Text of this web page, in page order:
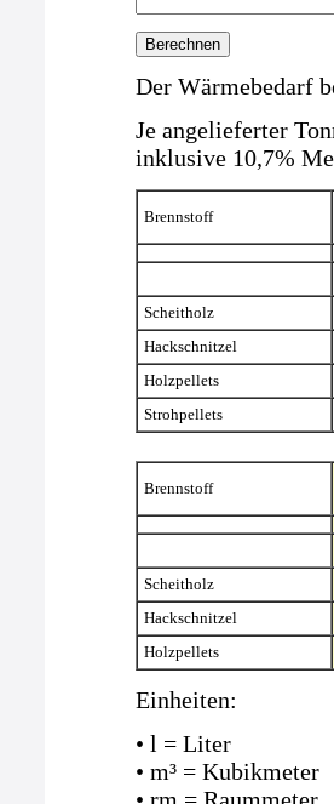
Der Wärmebedarf
Je angelieferter
inklusive 10,7%
Brennstoff
Scheitholz
Hackschnitzel
Holzpellets
Strohpellets
Brennstoff
Scheitholz
Hackschnitzel
Holzpellets
Einheiten:
• l = Liter
• m³ = Kubikmeter